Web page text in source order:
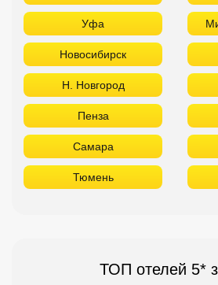
Уфа
Новосибирск
Н. Новгород
Пенза
Самара
Тюмень
ТОП отелей 5*